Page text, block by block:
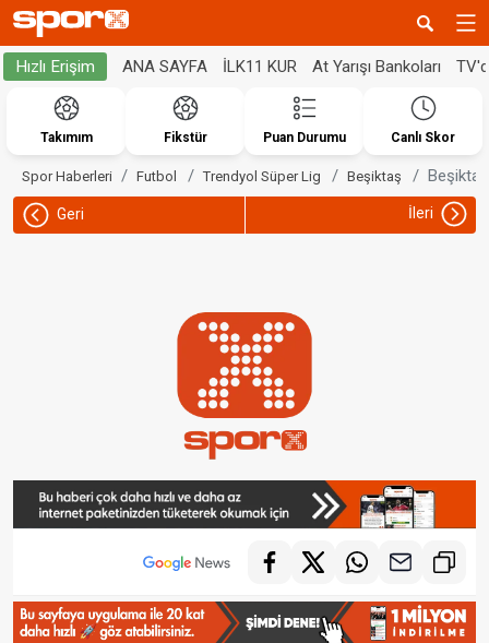
Hızlı Erişim ANA SAYFA İLK11 KUR At Yarışı Bankoları
Takımım Fikstür Puan Durumu Canlı Skor
Spor Haberleri Futbol Trendyol Süper Lig Beşiktaş
Geri İleri